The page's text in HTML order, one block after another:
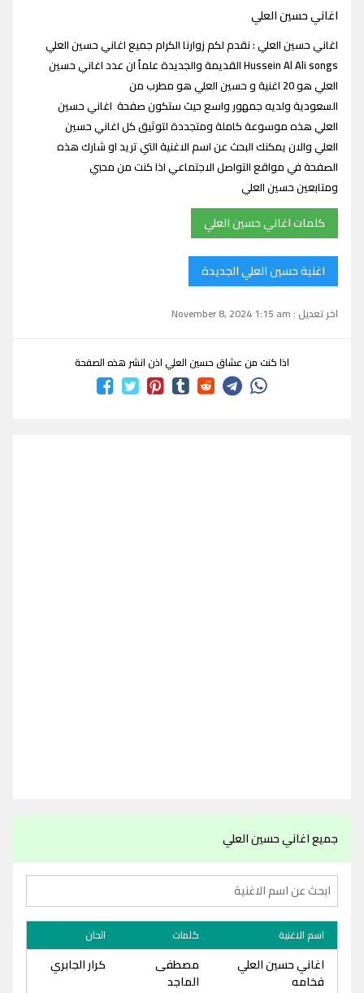
اغاني حسين العلي
اغاني حسين العلي : نقدم لكم زوارنا الكرام جميع اغاني حسين العلي
Hussein Al Ali songs القديمة والجديدة علماً ان عدد اغاني حسين
العلي هو 20 اغنية و حسين العلي هو مطرب من
السعودية ولديه جمهور واسع حيث ستكون صفحة اغاني حسين
العلي هذه موسوعة كاملة ومتجددة لتوثيق كل اغاني حسين
العلي والان يمكنك البحث عن اسم الاغنية التي تريد او شارك هذه
الصفحة في مواقع التواصل الاجتماعي اذا كنت من محبي
ومتابعين حسين العلي
كلمات اغاني حسين العلي
اغنية حسين العلي الجديدة
اخر تعديل : November 8, 2024 1:15 am
اذا كنت من عشاق حسين العلي اذن انشر هذه الصفحة
جميع اغاني حسين العلي
اسم الاغنية كلمات الحان
اغاني حسين العلي
فخامه
مصطفى
الماجد
كرار الجابري